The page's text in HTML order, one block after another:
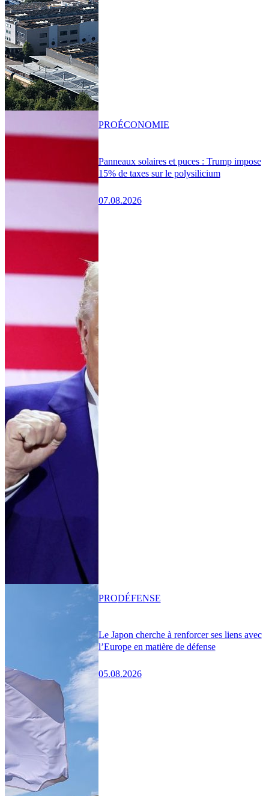
Panneaux solaires et puces : Trump impose
15% de taxes sur le polysilicium
07.08.2026
PROÉCONOMIE
Le Japon cherche à renforcer ses liens avec
l’Europe en matière de défense
05.08.2026
PRODÉFENSE